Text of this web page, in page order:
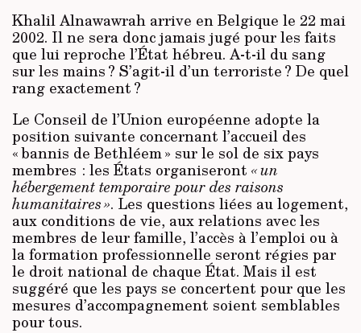
Khalil Alnawawrah arrive en Belgique le 22 mai
2002. Il ne sera donc jamais jugé pour les faits
que lui reproche l’État hébreu. A-t-il du sang
sur les mains ? S’agit-il d’un terroriste ? De quel
rang exactement ?
Le Conseil de l’Union européenne adopte la
position suivante concernant l’accueil des
« bannis de Bethléem » sur le sol de six pays
membres : les États organiseront « un
hébergement temporaire pour des raisons
humanitaires ». Les questions liées au logement,
aux conditions de vie, aux relations avec les
membres de leur famille, l’accès à l’emploi ou à
la formation professionnelle seront régies par
le droit national de chaque État. Mais il est
suggéré que les pays se concertent pour que les
mesures d’accompagnement soient semblables
pour tous.